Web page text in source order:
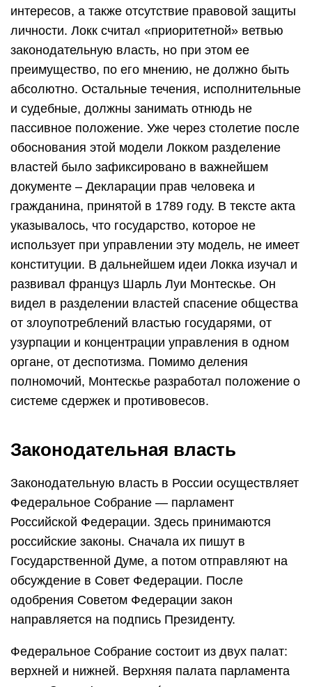
интересов, а также отсутствие правовой защиты
личности. Локк считал «приоритетной» ветвью
законодательную власть, но при этом ее
преимущество, по его мнению, не должно быть
абсолютно. Остальные течения, исполнительные
и судебные, должны занимать отнюдь не
пассивное положение. Уже через столетие после
обоснования этой модели Локком разделение
властей было зафиксировано в важнейшем
документе – Декларации прав человека и
гражданина, принятой в 1789 году. В тексте акта
указывалось, что государство, которое не
использует при управлении эту модель, не имеет
конституции. В дальнейшем идеи Локка изучал и
развивал француз Шарль Луи Монтескье. Он
видел в разделении властей спасение общества
от злоупотреблений властью государями, от
узурпации и концентрации управления в одном
органе, от деспотизма. Помимо деления
полномочий, Монтескье разработал положение о
системе сдержек и противовесов.
Законодательная власть
Законодательную власть в России осуществляет
Федеральное Собрание — парламент
Российской Федерации. Здесь принимаются
российские законы. Сначала их пишут в
Государственной Думе, а потом отправляют на
обсуждение в Совет Федерации. После
одобрения Советом Федерации закон
направляется на подпись Президенту.
Федеральное Собрание состоит из двух палат:
верхней и нижней. Верхняя палата парламента